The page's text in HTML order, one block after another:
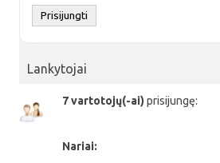
Lankytojai
7 vartotojų(-ai) prisijungę:
Nariai: